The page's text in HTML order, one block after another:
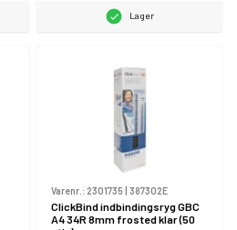
Lager
Varenr.: 2301735| 387302E
ClickBind indbindingsryg GBC
A4 34R 8mm frosted klar (50